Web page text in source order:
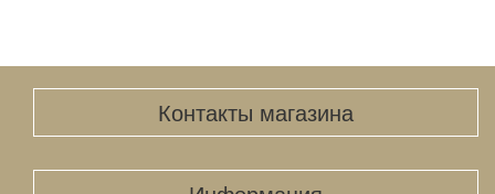
Контакты магазина